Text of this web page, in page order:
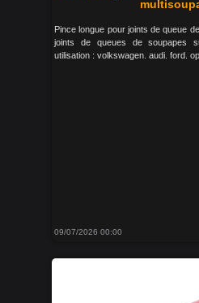
Pince longue pour joints de queue
joints de queues de soupapes
utilisation : volkswagen. audi. ford.
09/07/2026 00:00